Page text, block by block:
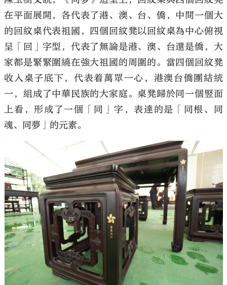
在平面展開，各代表了港、澳、台、僑，中間一個大
的回紋桌代表祖國，四個回紋凳以回紋桌為中心俯視
呈「回」字型，代表了無論是港、澳、台還是僑，大
家都是緊緊圍繞在強大祖國的周圍的。當四個回紋凳
收入桌子底下，代表着萬眾一心，港澳台僑團結統
一，組成了中華民族的大家庭。桌凳歸於同一個竪面
上看，形成了一個「同」字，表達的是「同根、同
魂、同夢」的元素。